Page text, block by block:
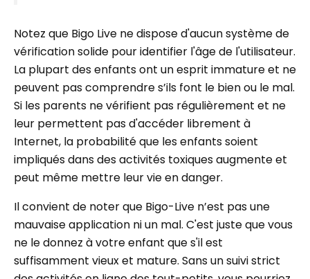
Notez que Bigo Live ne dispose d'aucun système de
vérification solide pour identifier l'âge de l'utilisateur.
La plupart des enfants ont un esprit immature et ne
peuvent pas comprendre s’ils font le bien ou le mal.
Si les parents ne vérifient pas régulièrement et ne
leur permettent pas d'accéder librement à
Internet, la probabilité que les enfants soient
impliqués dans des activités toxiques augmente et
peut même mettre leur vie en danger.
Il convient de noter que Bigo-Live n’est pas une
mauvaise application ni un mal. C'est juste que vous
ne le donnez à votre enfant que s'il est
suffisamment vieux et mature. Sans un suivi strict